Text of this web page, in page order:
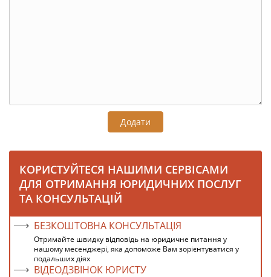
Додати
КОРИСТУЙТЕСЯ НАШИМИ СЕРВІСАМИ
ДЛЯ ОТРИМАННЯ ЮРИДИЧНИХ ПОСЛУГ
ТА КОНСУЛЬТАЦІЙ
БЕЗКОШТОВНА КОНСУЛЬТАЦІЯ
Отримайте швидку відповідь на юридичне питання у
нашому месенджері, яка допоможе Вам зорієнтуватися у
подальших діях
ВІДЕОДЗВІНОК ЮРИСТУ